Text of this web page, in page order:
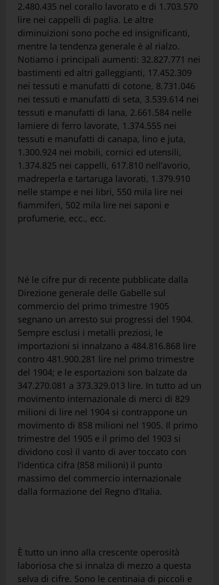
2.480.435 nel corallo lavorato e di 1.703.570
lire nei cappelli di paglia. Le altre
diminuizioni sono poche ed insignificanti,
mentre la tendenza generale è al rialzo.
Notiamo i principali aumenti: 32.827.771 nei
bastimenti ed altri galleggianti, 17.452.309
nei tessuti e manufatti di cotone, 8.731.046
nei tessuti e manufatti di seta, 3.539.614 nei
tessuti e manufatti di lana, 2.661.584 nelle
lamiere di ferro lavorate, 1.374.555 nei
tessuti e manufatti di canapa, lino e juta,
1.300.924 nei mobili, cornici ed utensili,
1.374.825 nei cappelli, 617.810 nell’avorio,
madreperla e tartaruga lavorati, 1.379.910
nelle stampe e nei libri, 550 mila lire nei
fiammiferi, 502 mila lire nei saponi e
profumerie, ecc., ecc.
Né le cifre pur di recente pubblicate dalla
Direzione generale delle Gabelle sul
commercio del primo trimestre 1905
segnano un arresto sui progressi del 1904.
Sempre esclusi i metalli preziosi, le
importazioni si innalzano a 484.816.868 lire
contro 481.900.281 lire nel primo trimestre
del 1904; e le esportazioni son balzate da
347.270.081 a 373.329.013 lire. In tutto ad un
movimento internazionale di merci di 829
milioni di lire nel 1904 si contrappone un
movimento di 858 milioni nel 1905. Il primo
trimestre del 1905 e il primo del 1903 si
dividono così il vanto di aver toccato con
l’identica cifra (858 milioni) il punto
massimo del commercio internazionale
dalla formazione del Regno d’Italia.
È tutto un inno alla crescente operosità
laboriosa che si innalza di mezzo a questa
selva di cifre. Sono le centinaia di piccoli e